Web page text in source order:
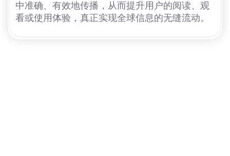
中准确、有效地传播，从而提升用户的阅读、观
看或使用体验，真正实现全球信息的无缝流动。